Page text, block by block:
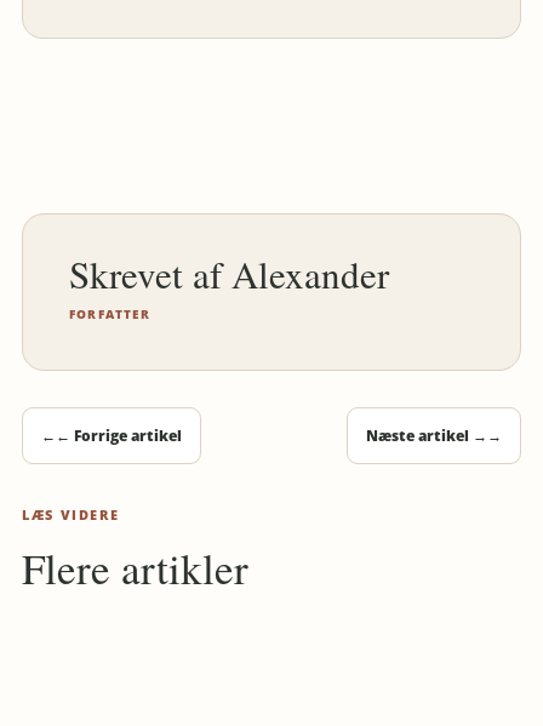
Alexander
FORFATTER
← ← Forrige artikel Næste artikel → →
LÆS VIDERE
Flere artikler